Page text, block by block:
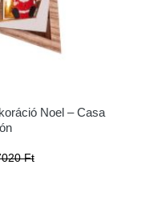
Noel – Casa
Ft